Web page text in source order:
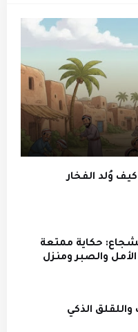
وُلد الفخار
حكاية ممتعة
والصبر ومنزل
الذكي